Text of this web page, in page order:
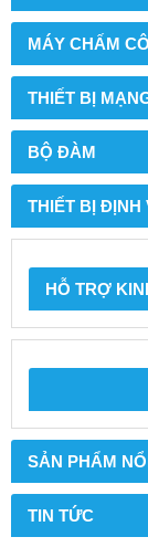
MÁY CHẤM
THIẾT BỊ
BỘ ĐÀM
THIẾT BỊ ĐỊNH
HỖ TRỢ
SẢN PHẨM
TIN TỨC